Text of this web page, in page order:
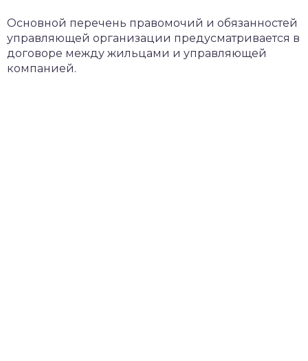
Основной перечень правомочий и обязанностей
управляющей организации предусматривается в
договоре между жильцами и управляющей
компанией.